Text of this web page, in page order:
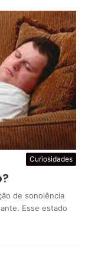
Curiosidades
de sonolência
Esse estado